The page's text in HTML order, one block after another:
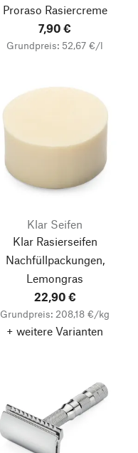
Proraso Rasiercreme
7,90 €
Grundpreis: 52,67 €/l
Klar Seifen
Klar Rasierseifen
Nachfüllpackungen,
Lemongras
22,90 €
Grundpreis: 208,18 €/kg
+ weitere Varianten